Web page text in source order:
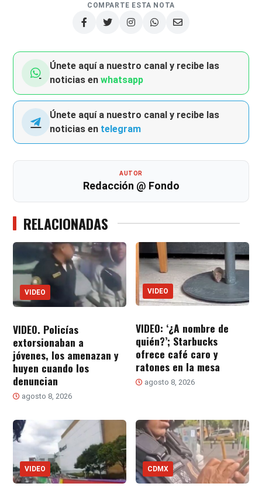
COMPARTE ESTA NOTA
Únete aquí a nuestro canal y recibe las
noticias enwhatsapp
Únete aquí a nuestro canal y recibe las
noticias en telegram
AUTOR
Redacción @ Fondo
RELACIONADAS
VIDEO
VIDEO. Policías
extorsionaban a
jóvenes, los amenazan y
huyen cuando los
denuncian
agosto 8, 2026
VIDEO
VIDEO: ‘¿A nombre de
quién?’; Starbucks
ofrece café caro y
ratones en la mesa
agosto 8, 2026
VIDEO CDMX